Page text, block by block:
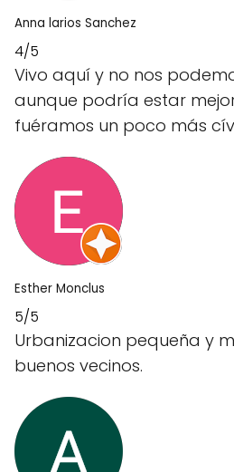
Anna larios Sanchez
4/5
Vivo aquí y no nos
aunque podría estar
fuéramos un poco más
Esther Monclus
5/5
Urbanizacion pequeña y
buenos vecinos.